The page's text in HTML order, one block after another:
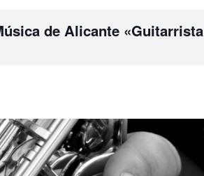
de Alicante «Guitarrista